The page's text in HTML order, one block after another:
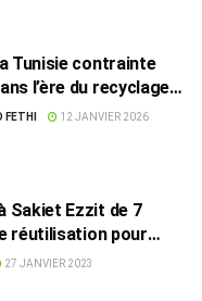
Tunisie contrainte
l’ère du recyclage
sa compétitivité
FETHI 12 JANVIER 2026
Sakiet Ezzit de 7
réutilisation pour
de déchets !
27 JANVIER 2023